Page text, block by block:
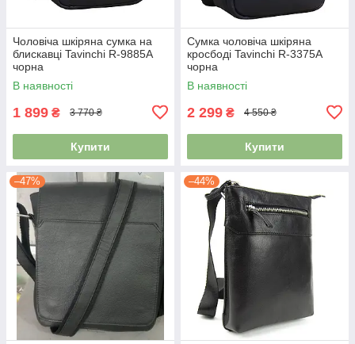
Чоловіча шкіряна сумка на
блискавці Tavinchi R-9885A
чорна
В наявності
1 899 ₴ 3 770 ₴
Купити
Сумка чоловіча шкіряна
кросбоді Tavinchi R-3375A
чорна
В наявності
2 299 ₴ 4 550 ₴
Купити
–47% –44%